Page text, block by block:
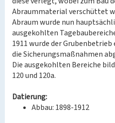
Abraummaterial verschüttet
Abraum wurde nun
ausgekohlten
1911 wurde der
die Sicherungsmaßnahmen
Die ausgekohlten Bereiche
120 und 120a.
Datierung:
Abbau: 1898-1912